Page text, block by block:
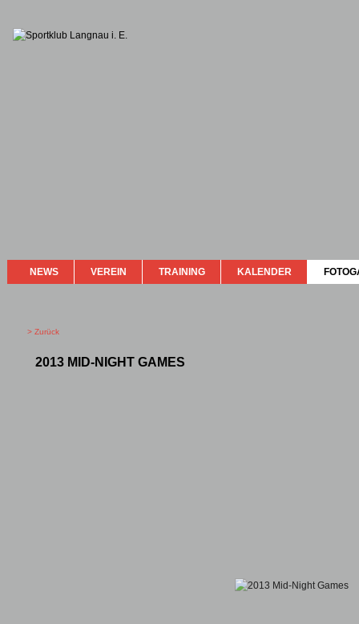
NEWS VEREIN TRAINING KALENDER
> Zurück
2013 MID-NIGHT GAMES